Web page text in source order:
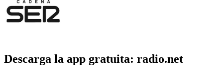
Descarga la app gratuita: radio.net